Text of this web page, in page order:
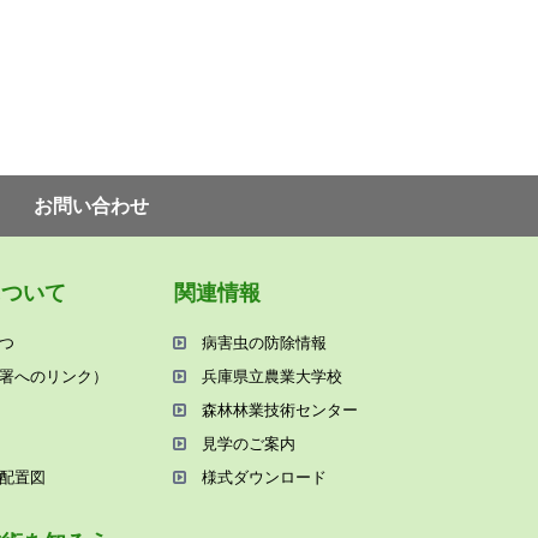
お問い合わせ
いて
へのリンク）
置図
関連情報
病害⾍の防除情報
兵庫県⽴農業⼤学校
森林林業技術センター
⾒学のご案内
様式ダウンロード